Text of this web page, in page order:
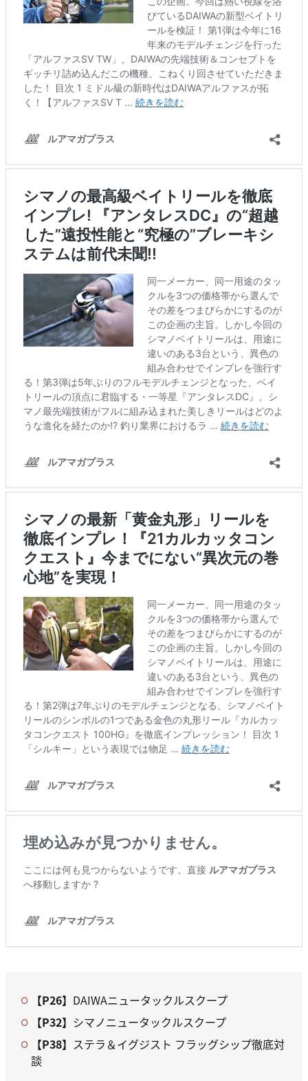
【P26】 DAIWAニュータックルスクープ
【P32】 シマノニュータックルスクープ
【P38】 ステラ＆イグジスト フラッグシップ徹底対
談